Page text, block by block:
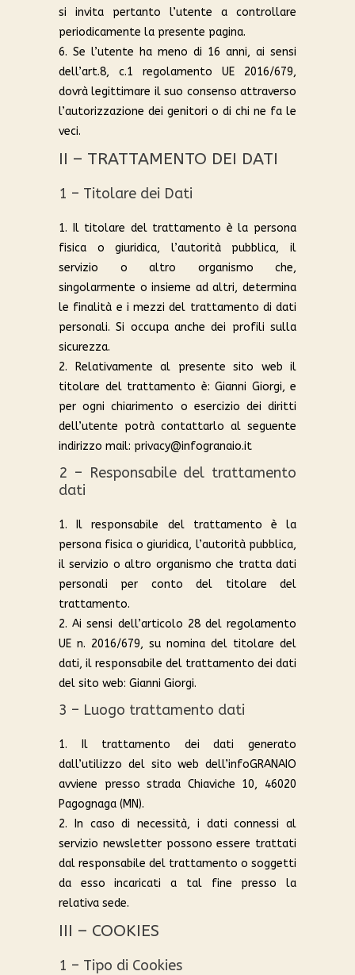
si invita pertanto l’utente a controllare
periodicamente la presente pagina.
6. Se l’utente ha meno di 16 anni, ai sensi
dell’art.8, c.1 regolamento UE 2016/679,
dovrà legittimare il suo consenso attraverso
l’autorizzazione dei genitori o di chi ne fa le
veci.
II – TRATTAMENTO DEI DATI
1 – Titolare dei Dati
1. Il titolare del trattamento è la persona
fisica o giuridica, l’autorità pubblica, il
servizio o altro organismo che,
singolarmente o insieme ad altri, determina
le finalità e i mezzi del trattamento di dati
personali. Si occupa anche dei profili sulla
sicurezza.
2. Relativamente al presente sito web il
titolare del trattamento è: Gianni Giorgi, e
per ogni chiarimento o esercizio dei diritti
dell’utente potrà contattarlo al seguente
indirizzo mail: privacy@infogranaio.it
2 – Responsabile del trattamento
dati
1. Il responsabile del trattamento è la
persona fisica o giuridica, l’autorità pubblica,
il servizio o altro organismo che tratta dati
personali per conto del titolare del
trattamento.
2. Ai sensi dell’articolo 28 del regolamento
UE n. 2016/679, su nomina del titolare del
dati, il responsabile del trattamento dei dati
del sito web: Gianni Giorgi.
3 – Luogo trattamento dati
1. Il trattamento dei dati generato
dall’utilizzo del sito web dell’infoGRANAIO
avviene presso strada Chiaviche 10, 46020
Pagognaga (MN).
2. In caso di necessità, i dati connessi al
servizio newsletter possono essere trattati
dal responsabile del trattamento o soggetti
da esso incaricati a tal fine presso la
relativa sede.
III – COOKIES
1 – Tipo di Cookies